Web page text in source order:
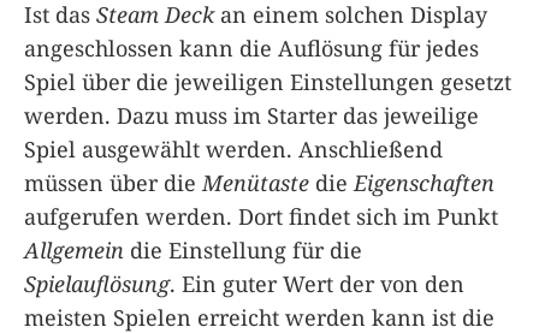
Ist das Steam Deckan einem solchen Display
angeschlossen kann die Auflösung für jedes
Spiel über die jeweiligen Einstellungen gesetzt
werden. Dazu muss im Starter das jeweilige
Spiel ausgewählt werden. Anschließend
müssen über die Menütaste die Eigenschaften
aufgerufen werden. Dort findet sich im Punkt
Allgemein die Einstellung für die
Spielauflösung. Ein guter Wert der von den
meisten Spielen erreicht werden kann ist die